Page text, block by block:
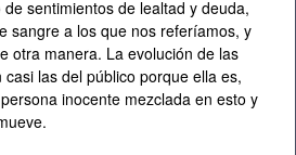
sentimientos de lealtad y deuda,
sangre a los que nos referíamos, y
otra manera. La evolución de las
casi las del público porque ella es,
inocente mezclada en esto y